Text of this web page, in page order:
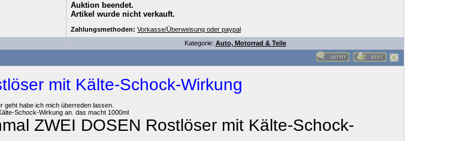
Auktion beendet.
Artikel wurde nicht verkauft.
Zahlungsmethoden: Vorkasse/Überweisung oder paypal
Kategorie: Auto, Motorrad & Teile
mit Kälte-Schock-Wirkung
geht habe ich mich überreden lassen.
Schock-Wirkung an. das macht 1000ml
ZWEI DOSEN Rostlöser mit Kälte-Schock-